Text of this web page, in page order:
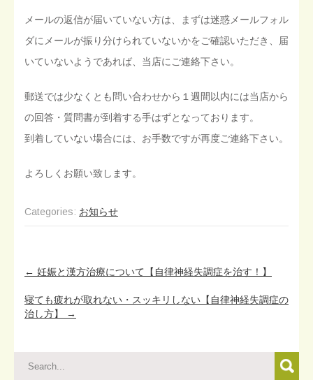
メールの返信が届いていない方は、まずは迷惑メールフォル
ダにメールが振り分けられていないかをご確認いただき、届
いていないようであれば、当店にご連絡下さい。
郵送では少なくとも問い合わせから１週間以内には当店から
の回答・質問書が到着する手はずとなっております。
到着していない場合には、お手数ですが再度ご連絡下さい。
よろしくお願い致します。
Categories: お知らせ
Post
navigation
← 妊娠と漢方治療について【自律神経失調症を治す！】
寝ても疲れが取れない・スッキリしない【自律神経失調症の
治し方】
→